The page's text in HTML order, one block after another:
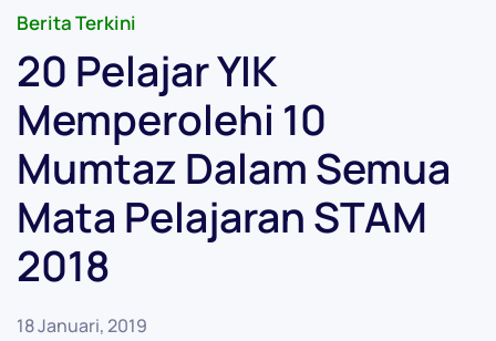
Berita Terkini
20 Pelajar YIK
Memperolehi 10
Mumtaz Dalam Semua
Mata Pelajaran STAM
2018
18 Januari, 2019